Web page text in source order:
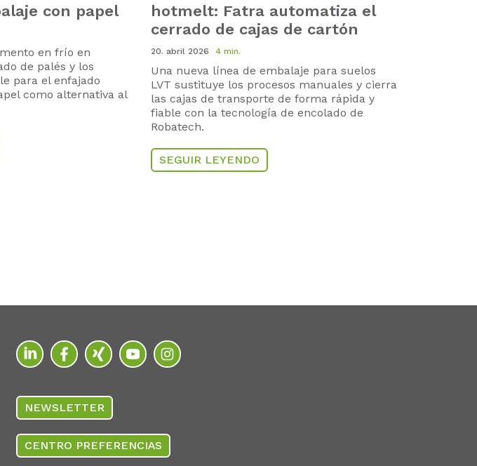
con papel
en frío en
de palés y los
para el enfajado
como alternativa al
hotmelt: Fatra automatiza el
cerrado de cajas de cartón
20. abril 2026 4 min.
Una nueva línea de embalaje para suelos
LVT sustituye los procesos manuales y cierra
las cajas de transporte de forma rápida y
fiable con la tecnología de encolado de
Robatech.
SEGUIR LEYENDO
NEWSLETTER
CENTRO PREFERENCIAS